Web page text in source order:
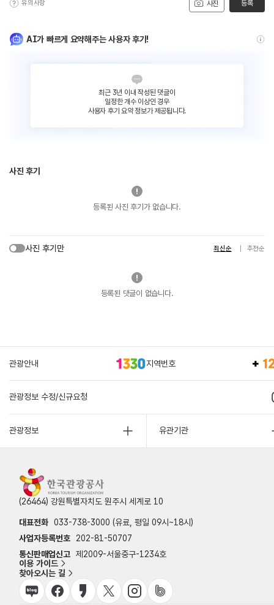
사진
유의사항 등록
AI가 빠르게 요약해주는 사용자 후기!
최근 3년 이내 작성된 댓글이
일정한 개수 이상인 경우
사용자 후기 요약 정보가 제공됩니다.
사진 후기
등록된 사진 후기가 없습니다.
사진 후기만 최신순 추천순
등록된 댓글이 없습니다.
관광안내 지역번호
관광정보 수정/신규요청
관광정보 유관기관
(26464) 강원특별자치도 원주시 세계로 10
대표전화 033-738-3000 (유료, 평일 09시~18시)
사업자등록번호
202-81-50707
통신판매업신고 제2009-서울중구-1234호
이용 가이드
찾아오시는 길